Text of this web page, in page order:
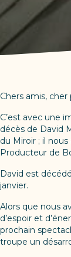
Chers amis,
C’est avec une
décès de David
du Miroir ; il
Producteur de
David est
janvier.
Alors que nous
d’espoir et
prochain
troupe un